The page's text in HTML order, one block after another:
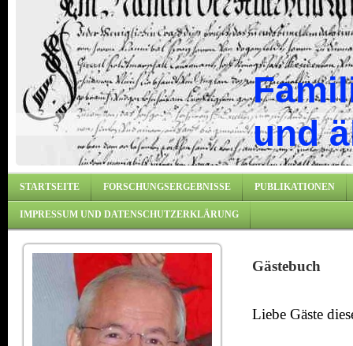
und
STARTSEITE FORSCHUNGSERGEBNISSE PUBLIKATIONEN
IMPRESSUM UND DATENSCHUTZERKLÄRUNG
Gästebuch
Liebe Gäste